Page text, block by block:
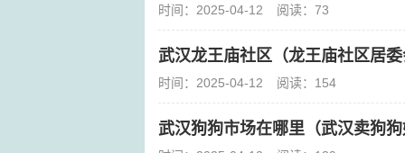
时间：2025-04-12 阅读：73
武汉龙王庙社区（龙王庙社区居
时间：2025-04-12 阅读：154
武汉狗狗市场在哪里（武汉卖狗